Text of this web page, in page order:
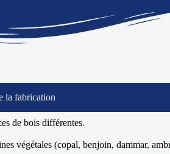
la fabrication
de bois différentes.
végétales (copal, benjoin, dammar,